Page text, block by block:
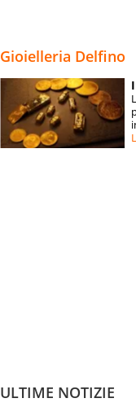
Gioielleria Delfino
ULTIME NOTIZIE